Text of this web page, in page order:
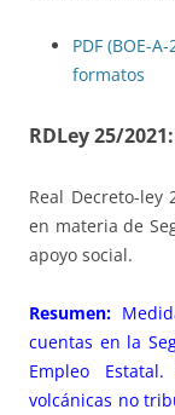
PDF (BOE-
formatos
RDLey 25/
Real Decreto-
en materia de
apoyo social.
Resumen:
cuentas en la
Empleo
volcánicas no